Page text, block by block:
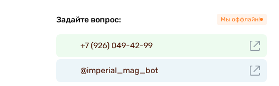
Задайте вопрос: Мы оффлайн!
+7 (926) 049-42-99
@imperial_mag_bot